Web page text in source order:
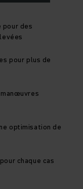
des
pour plus de
optimisation de
chaque cas